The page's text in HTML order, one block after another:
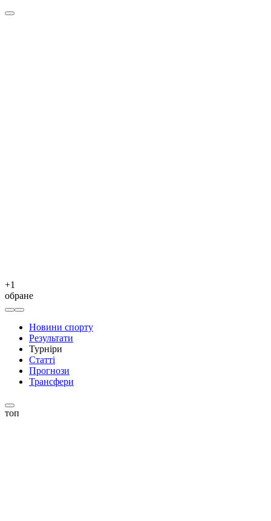
+1
обране
Новини спорту
Результати
Турніри
Статті
Прогнози
Трансфери
топ